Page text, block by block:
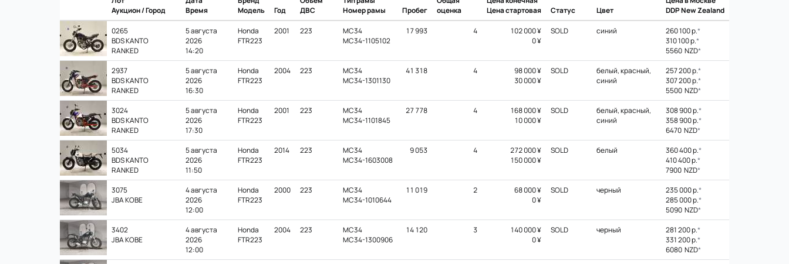
Аукцион / Город
Время
Модель
Год
ДВС
Номер рамы
Пробег
оценка
Цена стартовая
Статус Цвет
DDP New Zealand
0265
BDS KANTO
RANKED
5 августа
2026
14:20
Honda
FTR223
2001 223
MC34
MC34-1105102
17 993 4
102 000 ¥
0 ¥
SOLD синий 260 100 р.*
310 100 р.*
5560 NZD*
2937
BDS KANTO
RANKED
5 августа
2026
16:30
Honda
FTR223
2004 223
MC34
MC34-1301130
41 318 4
98 000 ¥
30 000 ¥
SOLD
белый, красный,
синий
257 200 р.*
307 200 р.*
5500 NZD*
3024
BDS KANTO
RANKED
5 августа
2026
17:30
Honda
FTR223
2001 223
MC34
MC34-1101845
27 778 4
168 000 ¥
10 000 ¥
SOLD
белый, красный,
синий
308 900 р.*
358 900 р.*
6470 NZD*
5034
BDS KANTO
RANKED
5 августа
2026
11:50
Honda
FTR223
2014 223
MC34
MC34-1603008
9 053 4
272 000 ¥
150 000 ¥
SOLD белый 360 400 р.*
410 400 р.*
7900 NZD*
3075
JBA KOBE
4 августа
2026
12:00
Honda
FTR223
2000 223
MC34
MC34-1010644
11 019 2
68 000 ¥
0 ¥
SOLD черный 235 000 р.*
285 000 р.*
5090 NZD*
3402
JBA KOBE
4 августа
2026
12:00
Honda
FTR223
2004 223
MC34
MC34-1300906
14 120 3
140 000 ¥
0 ¥
SOLD черный 281 200 р.*
331 200 р.*
6080 NZD*